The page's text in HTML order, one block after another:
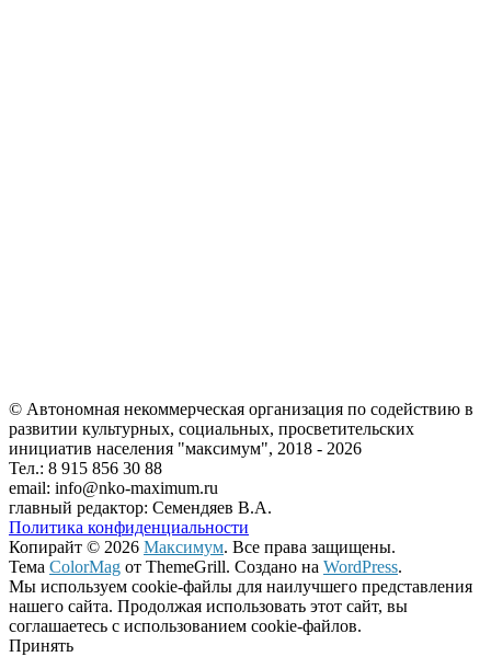
© Автономная некоммерческая организация по содействию в
развитии культурных, социальных, просветительских
инициатив населения "максимум", 2018 - 2026
Тел.: 8 915 856 30 88
email: info@nko-maximum.ru
главный редактор: Семендяев В.А.
Политика конфиденциальности
Копирайт © 2026 Максимум. Все права защищены.
Тема ColorMag от ThemeGrill. Создано на WordPress.
Мы используем cookie-файлы для наилучшего представления
нашего сайта. Продолжая использовать этот сайт, вы
соглашаетесь с использованием cookie-файлов.
Принять